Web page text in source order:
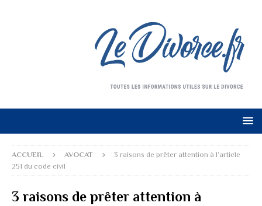
ACCUEIL AVOCAT
3 raisons de prêter attention à l’article
251 du code civil
3 raisons de prêter attention à